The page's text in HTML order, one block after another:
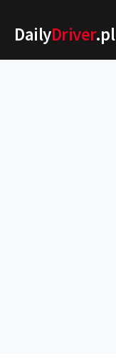
DailyDriver.pl